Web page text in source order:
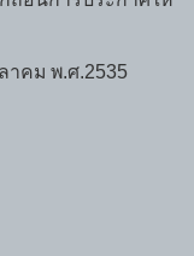
าคม พ.ศ.2535